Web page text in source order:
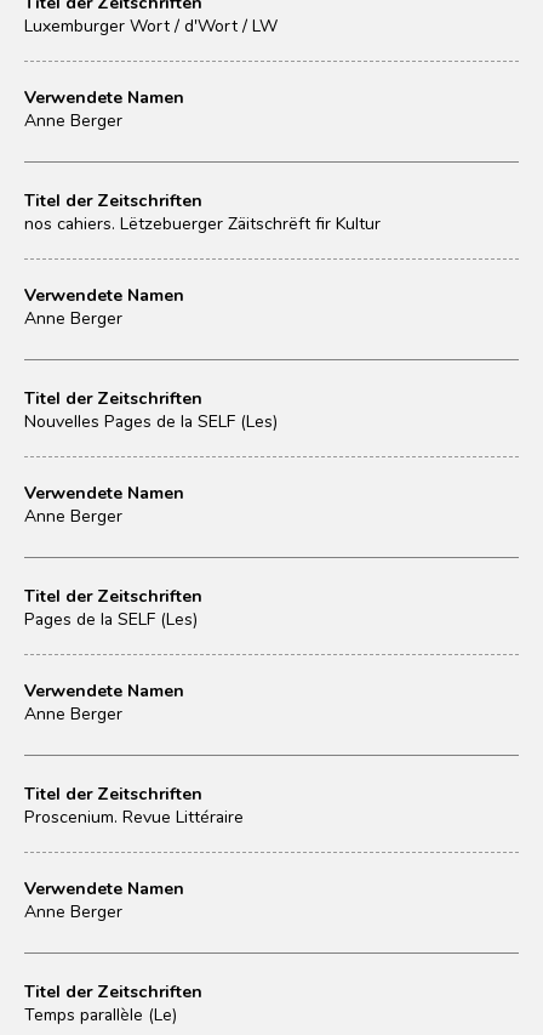
Luxemburger Wort / d'Wort / LW
Verwendete Namen
Anne Berger
Titel der Zeitschriften
nos cahiers. Lëtzebuerger Zäitschrëft fir Kultur
Verwendete Namen
Anne Berger
Titel der Zeitschriften
Nouvelles Pages de la SELF (Les)
Verwendete Namen
Anne Berger
Titel der Zeitschriften
Pages de la SELF (Les)
Verwendete Namen
Anne Berger
Titel der Zeitschriften
Proscenium. Revue Littéraire
Verwendete Namen
Anne Berger
Titel der Zeitschriften
Temps parallèle (Le)